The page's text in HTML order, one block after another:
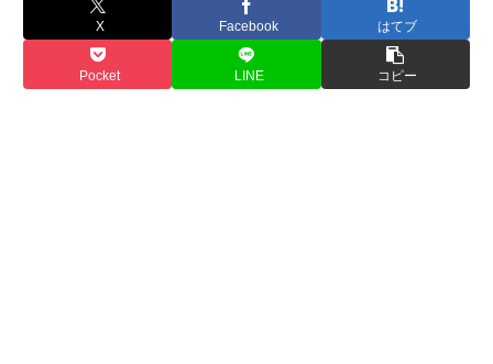
X Facebook はてブ
Pocket LINE コピー